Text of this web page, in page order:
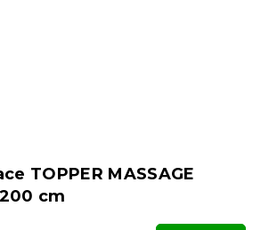
TOPPER MASSAGE
cm